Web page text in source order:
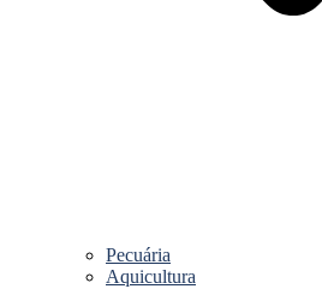
Pecuária
Aquicultura